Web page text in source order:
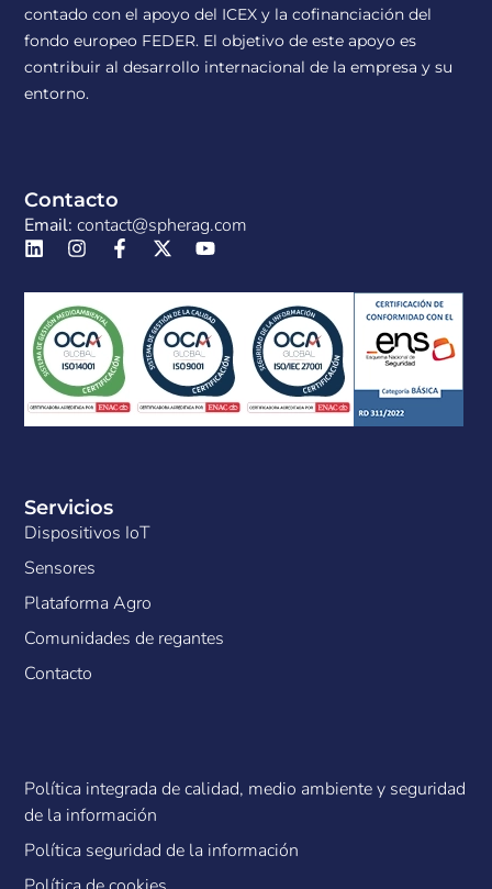
contado con el apoyo del ICEX y la cofinanciación del
fondo europeo FEDER. El objetivo de este apoyo es
contribuir al desarrollo internacional de la empresa y su
entorno.
Servicios
Dispositivos IoT
Sensores
Plataforma Agro
Comunidades de regantes
Contacto
Contacto
Email: contact@spherag.com
Política integrada de calidad, medio ambiente y seguridad
de la información
Política seguridad de la información